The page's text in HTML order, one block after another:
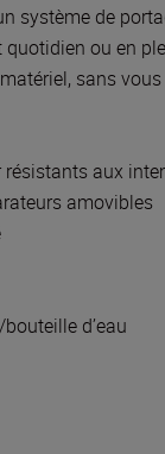
système de
ou en
sans
aux
amovibles
d’eau